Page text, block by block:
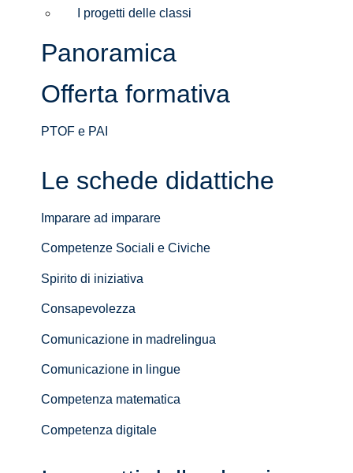
I progetti delle classi
Panoramica
Offerta formativa
PTOF e PAI
Le schede didattiche
Imparare ad imparare
Competenze Sociali e Civiche
Spirito di iniziativa
Consapevolezza
Comunicazione in madrelingua
Comunicazione in lingue
Competenza matematica
Competenza digitale